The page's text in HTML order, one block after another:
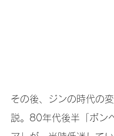
その後、ジンの時代の
説。80年代後半「ボン